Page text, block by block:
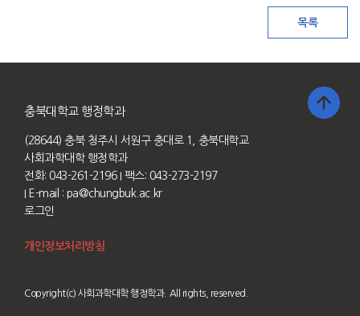
충북대학교 행정학과
(28644) 충북 청주시 서원구 충대로 1, 충북대학교
사회과학대학 행정학과
전화: 043-261-2196 I 팩스: 043-273-2197
I E-mail : pa@chungbuk.ac.kr
로그인
개인정보처리방침
Copyright(c) 사회과학대학 행정학과. All rights, reserved.